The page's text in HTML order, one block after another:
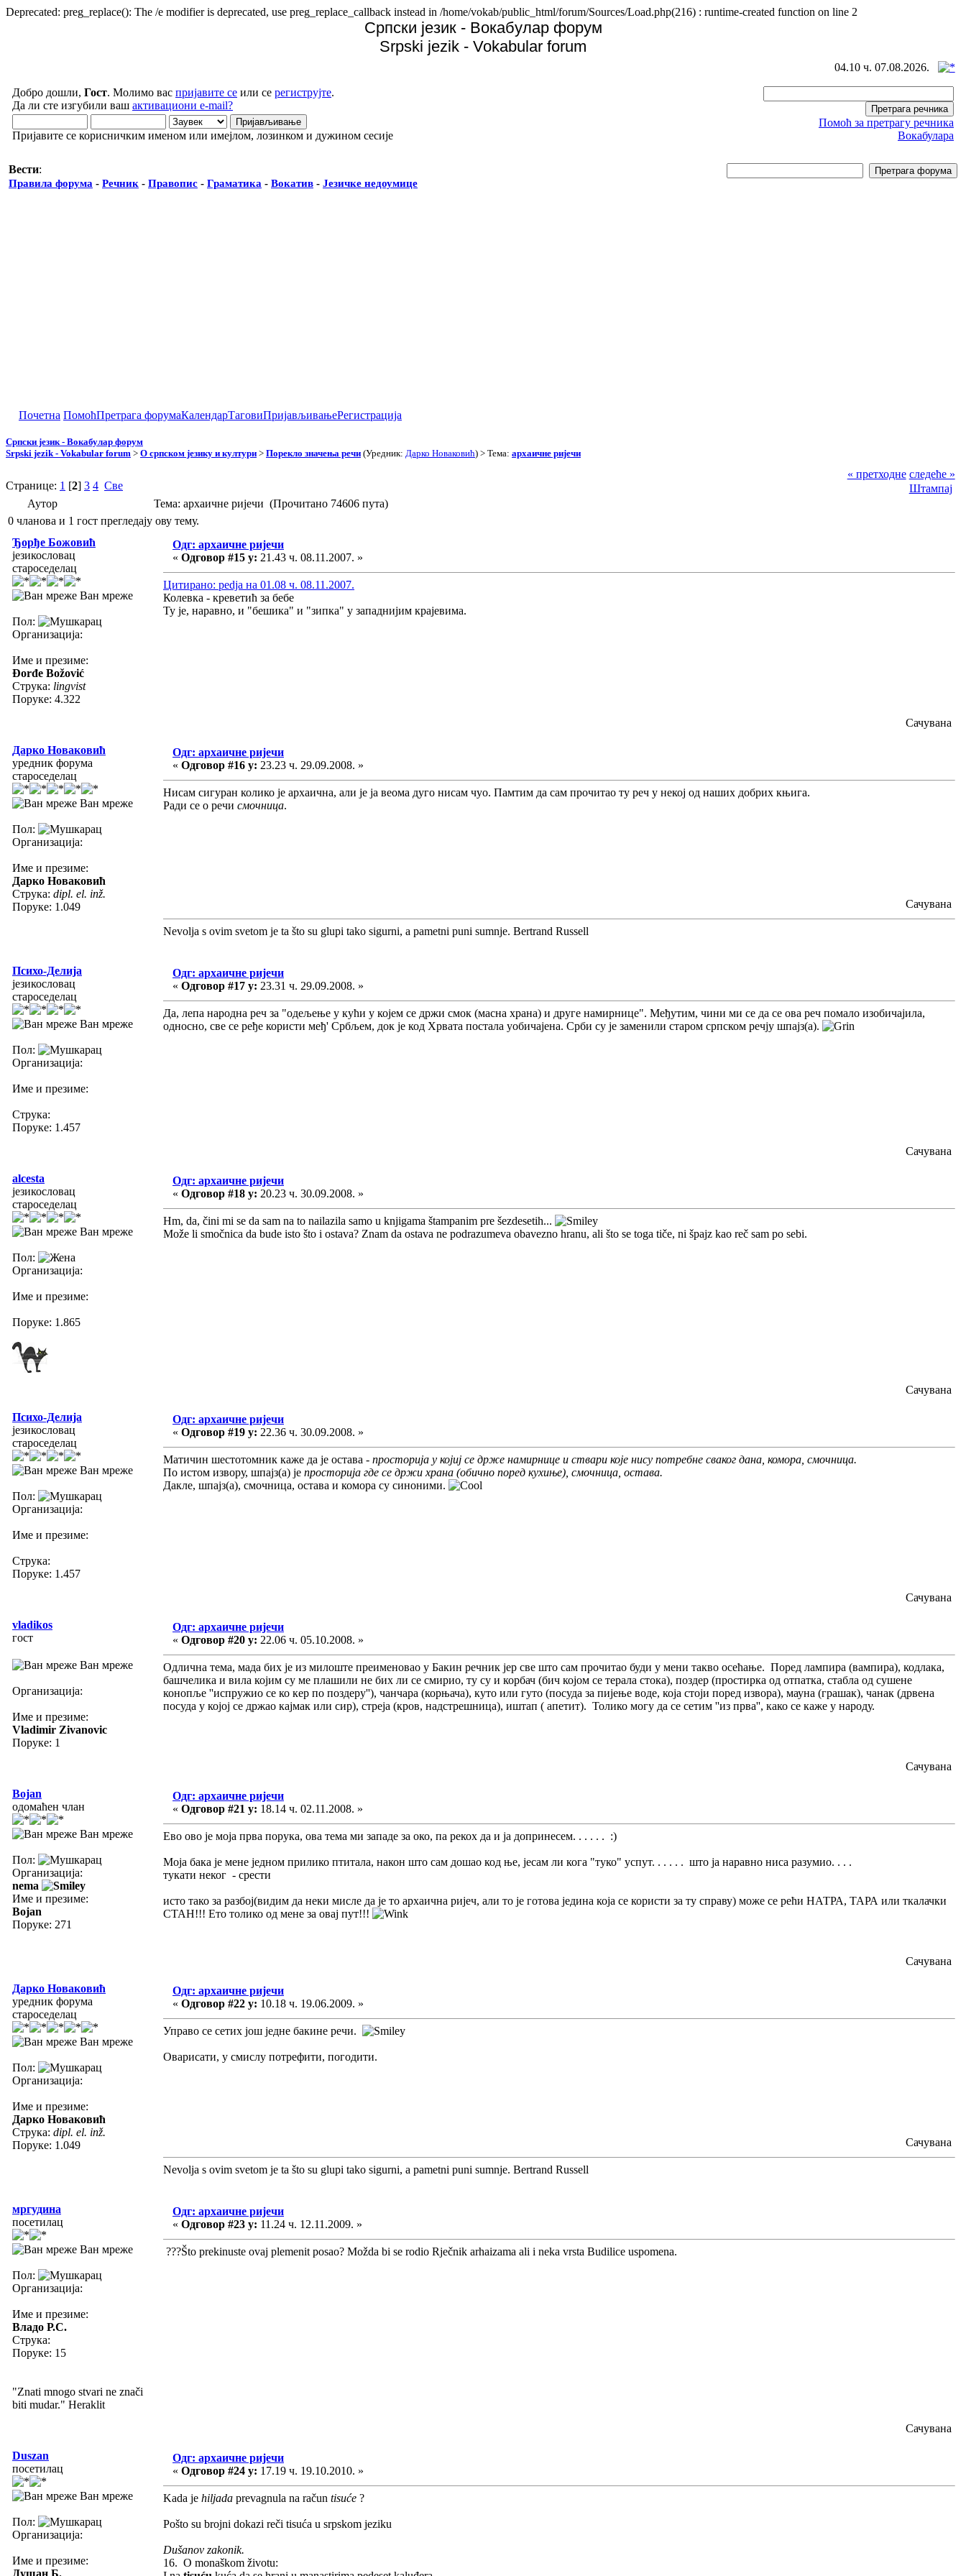
Deprecated: preg_replace(): The /e modifier is deprecated, use preg_replace_callback instead in /home/vokab/public_html/forum/Sources/Load.php(216) : runtime-created function on line 2
Српски језик - Вокабулар форум
Srpski jezik - Vokabular forum
04.10 ч. 07.08.2026.
Добро дошли, Гост. Молимо вас пријавите се или се региструјте.
Да ли сте изгубили ваш активациони e-mail?
Пријавите се корисничким именом или имејлом, лозинком и дужином сесије
Помоћ за претрагу речника
Вокабулара
Вести:
Правила форума - Речник - Правопис - Граматика - Вокатив - Језичке недоумице
Почетна ПомоћПретрага форумаКалендарТаговиПријављивањеРегистрација
Српски језик - Вокабулар форум
Srpski jezik - Vokabular forum > О српском језику и култури > Порекло значења речи (Уредник: Дарко Новаковић) > Тема: архаичне ријечи
Странице: 1 [2] 3 4 Све
« претходне следеће »
Штампај
Аутор
Тема: архаичне ријечи (Прочитано 74606 пута)
0 чланова и 1 гост прегледају ову тему.
Ђорђе Божовић
језикословац
староседелац
Ван мреже
Пол:
Организација:
Име и презиме:
Đorđe Božović
Струка: lingvist
Поруке: 4.322
Одг: архаичне ријечи
« Одговор #15 у: 21.43 ч. 08.11.2007. »
Цитирано: pedja на 01.08 ч. 08.11.2007.
Колевка - креветић за бебе
Ту је, наравно, и "бешика" и "зипка" у западнијим крајевима.
Сачувана
Дарко Новаковић
уредник форума
староседелац
Ван мреже
Пол:
Организација:
Име и презиме:
Дарко Новаковић
Струка: dipl. el. inž.
Поруке: 1.049
Одг: архаичне ријечи
« Одговор #16 у: 23.23 ч. 29.09.2008. »
Нисам сигуран колико је архаична, али је ја веома дуго нисам чуо. Памтим да сам прочитао ту реч у некој од наших добрих књига.
Ради се о речи смочница.
Сачувана
Nevolja s ovim svetom je ta što su glupi tako sigurni, a pametni puni sumnje. Bertrand Russell
Психо-Делија
језикословац
староседелац
Ван мреже
Пол:
Организација:
Име и презиме:
Струка:
Поруке: 1.457
Одг: архаичне ријечи
« Одговор #17 у: 23.31 ч. 29.09.2008. »
Да, лепа народна реч за "одељење у кући у којем се држи смок (масна храна) и друге намирнице". Међутим, чини ми се да се ова реч помало изобичајила,
односно, све се ређе користи међ' Србљем, док је код Хрвата постала уобичајена. Срби су је заменили старом српском речју шпајз(а).
Сачувана
alcesta
језикословац
староседелац
Ван мреже
Пол:
Организација:
Име и презиме:
Поруке: 1.865
Одг: архаичне ријечи
« Одговор #18 у: 20.23 ч. 30.09.2008. »
Hm, da, čini mi se da sam na to nailazila samo u knjigama štampanim pre šezdesetih...
Može li smočnica da bude isto što i ostava? Znam da ostava ne podrazumeva obavezno hranu, ali što se toga tiče, ni špajz kao reč sam po sebi.
Сачувана
Психо-Делија
језикословац
староседелац
Ван мреже
Пол:
Организација:
Име и презиме:
Струка:
Поруке: 1.457
Одг: архаичне ријечи
« Одговор #19 у: 22.36 ч. 30.09.2008. »
Матичин шестотомник каже да је остава - просторија у којиј се држе намирнице и ствари које нису потребне сваког дана, комора, смочница.
По истом извору, шпајз(а) је просторија где се држи храна (обично поред кухиње), смочница, остава.
Дакле, шпајз(а), смочница, остава и комора су синоними.
Сачувана
vladikos
гост
Ван мреже
Организација:
Име и презиме:
Vladimir Zivanovic
Поруке: 1
Одг: архаичне ријечи
« Одговор #20 у: 22.06 ч. 05.10.2008. »
Одлична тема, мада бих је из милоште преименовао у Бакин речник јер све што сам прочитао буди у мени такво осећање. Поред лампира (вампира), кодлака,
башчелика и вила којим су ме плашили не бих ли се смирио, ту су и корбач (бич којом се терала стока), поздер (простирка од отпатка, стабла од сушене
конопље ''испружио се ко кер по поздеру''), чанчара (корњача), куто или гуто (посуда за пијење воде, која стоји поред извора), мауна (грашак), чанак (дрвена
посуда у којој се држао кајмак или сир), стреја (кров, надстрешница), иштап ( апетит). Толико могу да се сетим ''из прва'', како се каже у народу.
Сачувана
Bojan
одомаћен члан
Ван мреже
Пол:
Организација:
nema
Име и презиме:
Bojan
Поруке: 271
Одг: архаичне ријечи
« Одговор #21 у: 18.14 ч. 02.11.2008. »
Ево ово је моја прва порука, ова тема ми западе за око, па рекох да и ја допринесем. . . . . . :)
Моја бака је мене једном прилико птитала, након што сам дошао код ње, јесам ли кога "туко" успут. . . . . . што ја наравно ниса разумио. . . .
тукати неког - срести
исто тако за разбој(видим да неки мисле да је то архаична ријеч, али то је готова једина која се користи за ту справу) може се рећи НАТРА, ТАРА или ткалачки
СТАН!!! Ето толико од мене за овај пут!!!
Сачувана
Дарко Новаковић
уредник форума
староседелац
Ван мреже
Пол:
Организација:
Име и презиме:
Дарко Новаковић
Струка: dipl. el. inž.
Поруке: 1.049
Одг: архаичне ријечи
« Одговор #22 у: 10.18 ч. 19.06.2009. »
Управо се сетих још једне бакине речи.
Оварисати, у смислу потрефити, погодити.
Сачувана
Nevolja s ovim svetom je ta što su glupi tako sigurni, a pametni puni sumnje. Bertrand Russell
мргудина
посетилац
Ван мреже
Пол:
Организација:
Име и презиме:
Владо Р.С.
Струка:
Поруке: 15
"Znati mnogo stvari ne znači
biti mudar." Heraklit
Одг: архаичне ријечи
« Одговор #23 у: 11.24 ч. 12.11.2009. »
???Što prekinuste ovaj plemenit posao? Možda bi se rodio Rječnik arhaizama ali i neka vrsta Budilice uspomena.
Сачувана
Duszan
посетилац
Ван мреже
Пол:
Организација:
Име и презиме:
Душан Б.
Одг: архаичне ријечи
« Одговор #24 у: 17.19 ч. 19.10.2010. »
Kada je hiljada prevagnula na račun tisuće ?
Pošto su brojni dokazi reči tisuća u srpskom jeziku
Dušanov zakonik.
16. O monaškom životu: